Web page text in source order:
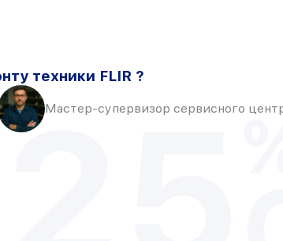
владельца
поступают оперативно
бюджета
к ремонту сразу
техники FLIR ?
Мастер-супервизор сервисного
25